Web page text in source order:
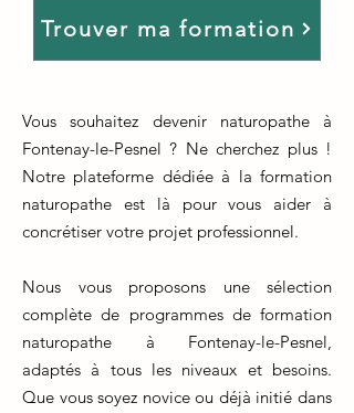
Trouver ma formation
Vous souhaitez devenir naturopathe à
Fontenay-le-Pesnel ? Ne cherchez plus !
Notre plateforme dédiée à la formation
naturopathe est là pour vous aider à
concrétiser votre projet professionnel.
Nous vous proposons une sélection
complète de programmes de formation
naturopathe à Fontenay-le-Pesnel,
adaptés à tous les niveaux et besoins.
Que vous soyez novice ou déjà initié dans